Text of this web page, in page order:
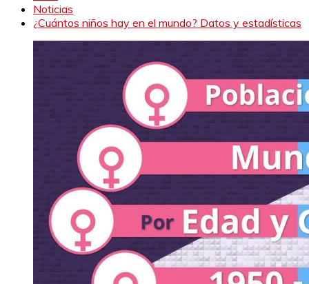
Noticias
¿Cuántos niños hay en el mundo? Datos y estadísticas